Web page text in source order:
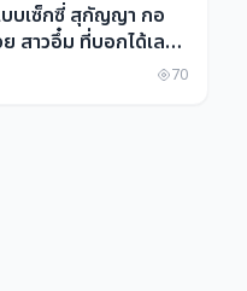
บเซ็กซี่ สุกัญญา กอ
สาวอึ๋ม ที่บอกได้เลย
มันช่างยั่วกิเลสซะ
70